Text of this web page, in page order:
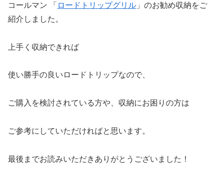
コールマン 「 ロードトリップグリル 」のお勧め収納をご
紹介しました。
上手く収納できれば
使い勝手の良いロードトリップなので、
ご購入を検討されている方や、収納にお困りの方は
ご参考にしていただければと思います。
最後までお読みいただきありがとうございました！